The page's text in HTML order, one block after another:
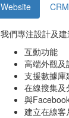
Website CRM
我們專注設計及
互動功能
高端外觀及
支援數據庫
在線搜集及
與
建立在線客